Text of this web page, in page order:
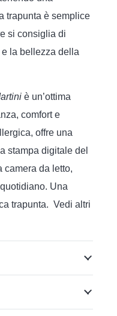
trapunta è semplice
si consiglia di
la bellezza della
è un’ottima
comfort e
offre una
stampa digitale del
camera da letto,
Una
trapunta. Vedi altri